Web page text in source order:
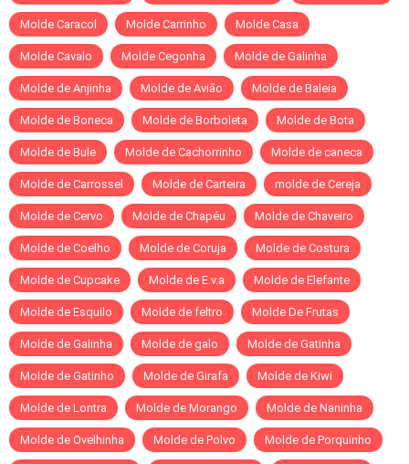
Molde Caracol Molde Carrinho Molde Casa
Molde Cavalo Molde Cegonha Molde de Galinha
Molde de Anjinha Molde de Avião Molde de Baleia
Molde de Boneca Molde de Borboleta Molde de Bota
Molde de Bule Molde de Cachorrinho Molde de caneca
Molde de Carrossel Molde de Carteira molde de Cereja
Molde de Cervo Molde de Chapéu Molde de Chaveiro
Molde de Coelho Molde de Coruja Molde de Costura
Molde de Cupcake Molde de E.v.a Molde de Elefante
Molde de Esquilo Molde de feltro Molde De Frutas
Molde de Galinha Molde de galo Molde de Gatinha
Molde de Gatinho Molde de Girafa Molde de Kiwi
Molde de Lontra Molde de Morango Molde de Naninha
Molde de Ovelhinha Molde de Polvo Molde de Porquinho